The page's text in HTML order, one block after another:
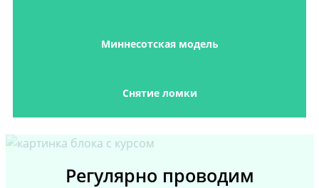
Миннесотская модель
Снятие ломки
Регулярно проводим